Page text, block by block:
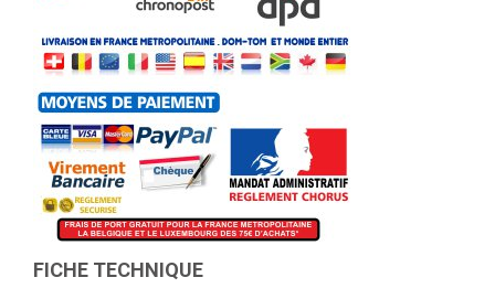
FICHE TECHNIQUE